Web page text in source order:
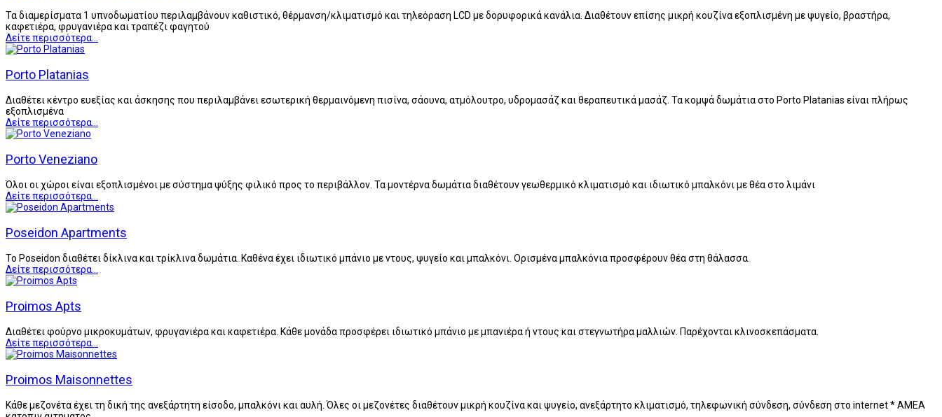
Τα διαμερίσματα 1 υπνοδωματίου περιλαμβάνουν καθιστικό, θέρμανση/κλιματισμό και τηλεόραση LCD με δορυφορικά κανάλια. Διαθέτουν επίσης μικρή κουζίνα εξοπλισμένη με ψυγείο, βραστήρα,
καφετιέρα, φρυγανιέρα και τραπέζι φαγητού
Δείτε περισσότερα...
Porto Platanias
Διαθέτει κέντρο ευεξίας και άσκησης που περιλαμβάνει εσωτερική θερμαινόμενη πισίνα, σάουνα, ατμόλουτρο, υδρομασάζ και θεραπευτικά μασάζ. Τα κομψά δωμάτια στο Porto Platanias είναι πλήρως
εξοπλισμένα
Δείτε περισσότερα...
Porto Veneziano
Όλοι οι χώροι είναι εξοπλισμένοι με σύστημα ψύξης φιλικό προς το περιβάλλον. Τα μοντέρνα δωμάτια διαθέτουν γεωθερμικό κλιματισμό και ιδιωτικό μπαλκόνι με θέα στο λιμάνι
Δείτε περισσότερα...
Poseidon Apartments
Το Poseidon διαθέτει δίκλινα και τρίκλινα δωμάτια. Καθένα έχει ιδιωτικό μπάνιο με ντους, ψυγείο και μπαλκόνι. Ορισμένα μπαλκόνια προσφέρουν θέα στη θάλασσα.
Δείτε περισσότερα...
Proimos Apts
Διαθέτει φούρνο μικροκυμάτων, φρυγανιέρα και καφετιέρα. Κάθε μονάδα προσφέρει ιδιωτικό μπάνιο με μπανιέρα ή ντους και στεγνωτήρα μαλλιών. Παρέχονται κλινοσκεπάσματα.
Δείτε περισσότερα...
Proimos Maisonnettes
Κάθε μεζονέτα έχει τη δική της ανεξάρτητη είσοδο, μπαλκόνι και αυλή. Όλες οι μεζονέτες διαθέτουν μικρή κουζίνα και ψυγείο, ανεξάρτητο κλιματισμό, τηλεφωνική σύνδεση, σύνδεση στο internet * ΑΜΕΑ